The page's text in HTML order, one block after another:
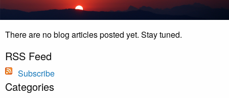
There are no blog articles posted yet. Stay tuned.
RSS Feed
Subscribe
Categories